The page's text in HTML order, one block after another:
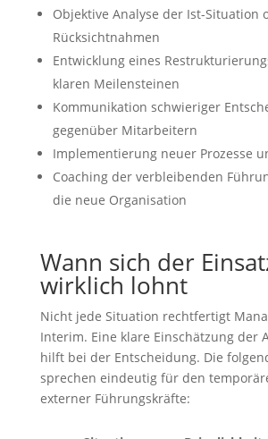
Objektive Analyse der Ist-Situation
Rücksichtnahmen
Entwicklung eines
klaren Meilensteinen
Kommunikation schwieriger
gegenüber Mitarbeitern
Implementierung neuer Prozesse
Coaching der verbleibenden
die neue Organisation
Wann sich der
wirklich lohnt
Nicht jede Situation rechtfertigt
Interim. Eine klare Einschätzung der
hilft bei der Entscheidung. Die
sprechen eindeutig für den
externer Führungskräfte: